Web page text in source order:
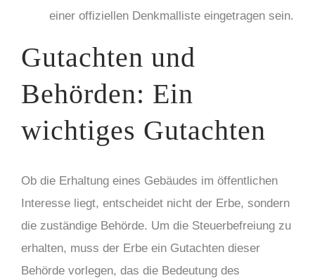
einer offiziellen Denkmalliste eingetragen sein.
Gutachten und
Behörden: Ein
wichtiges Gutachten
Ob die Erhaltung eines Gebäudes im öffentlichen
Interesse liegt, entscheidet nicht der Erbe, sondern
die zuständige Behörde. Um die Steuerbefreiung zu
erhalten, muss der Erbe ein Gutachten dieser
Behörde vorlegen, das die Bedeutung des